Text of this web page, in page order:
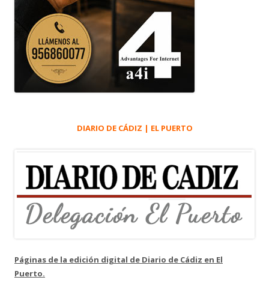
DIARIO DE CÁDIZ | EL PUERTO
Páginas de la edición digital de Diario de Cádiz en El
Puerto.